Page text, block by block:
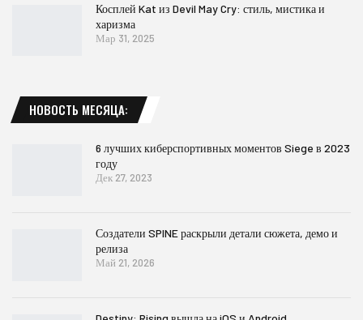
Косплей Kat из Devil May Cry: стиль, мистика и
харизма
Мар 31, 2025
НОВОСТЬ МЕСЯЦА:
6 лучших киберспортивных моментов Siege в 2023
году
Дек 27, 2023
Создатели SPINE раскрыли детали сюжета, демо и
релиза
Май 21, 2026